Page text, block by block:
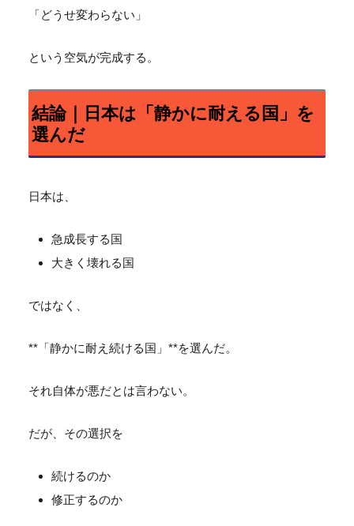
「どうせ変わらない」
という空気が完成する。
結論｜日本は「静かに耐える国」を
選んだ
日本は、
急成長する国
大きく壊れる国
ではなく、
**「静かに耐え続ける国」**を選んだ。
それ自体が悪だとは言わない。
だが、その選択を
続けるのか
修正するのか